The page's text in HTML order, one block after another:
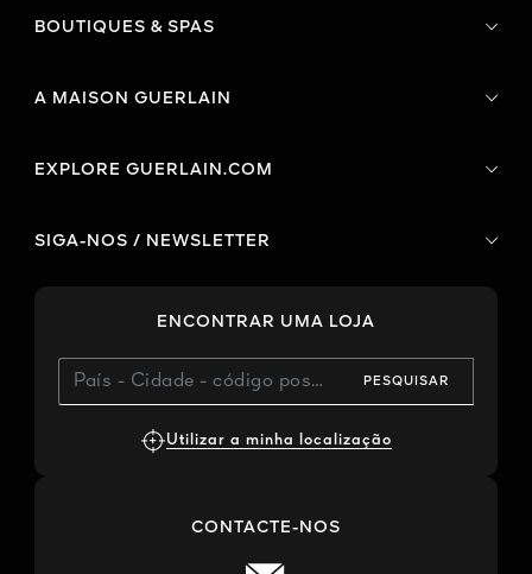
BOUTIQUES & SPAS
A MAISON GUERLAIN
EXPLORE GUERLAIN.COM
SIGA-NOS / NEWSLETTER
ENCONTRAR UMA LOJA
PESQUISAR
Utilizar a minha localização
CONTACTE-NOS